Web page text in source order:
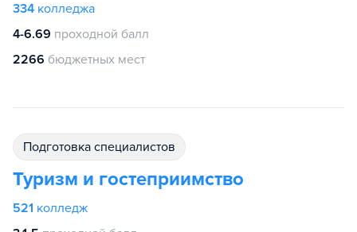
334 колледжа
4-6.69 проходной балл
2266 бюджетных мест
подготовка специалистов
Туризм и гостеприимство
521 колледж